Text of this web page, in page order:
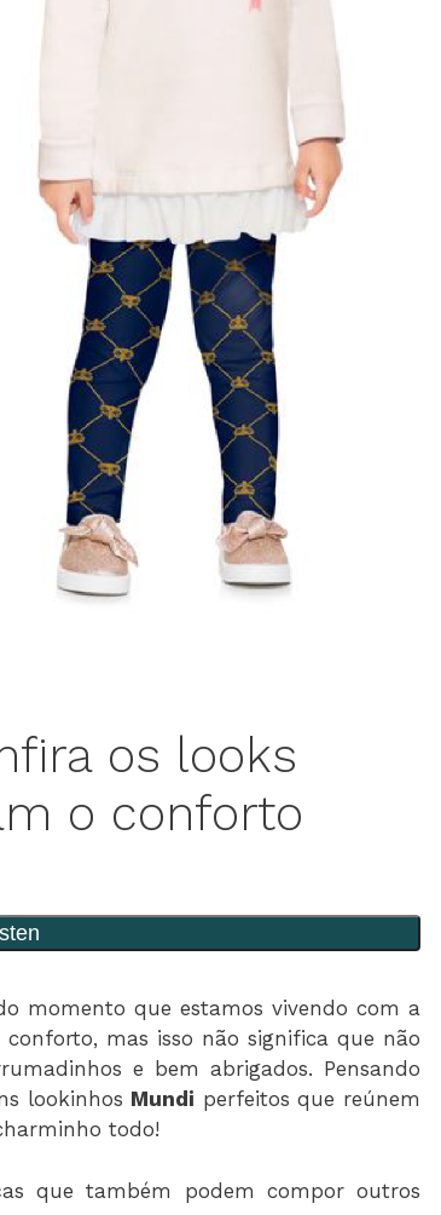
os looks
o conforto
momento que estamos vivendo com a
mas isso não significa que não
e bem abrigados. Pensando
lookinhos Mundi perfeitos que reúnem
todo!
que também podem compor outros